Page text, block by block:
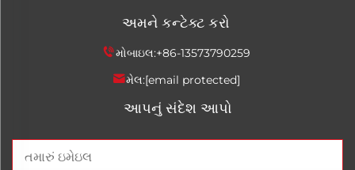
અમને કન્ટેક્ટ કરો
મોબાઇલ:+86-13573790259
મેલ:[email protected]
આપનું સંદેશ આપો